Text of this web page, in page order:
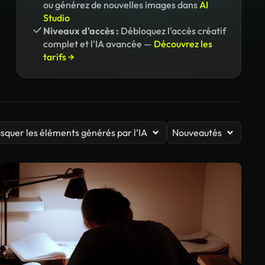
ou générez de nouvelles images dansAI
Studio
Niveaux d'accès : Débloquez l'accès créatif
complet et l'IA avancée — Découvrez les
tarifs →
les éléments générés par l’IA Nouveautés